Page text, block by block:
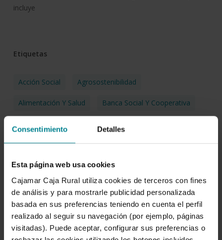
Consentimiento Detalles
Esta página web usa cookies
Cajamar Caja Rural utiliza cookies de terceros con fines
de análisis y para mostrarle publicidad personalizada
basada en sus preferencias teniendo en cuenta el perfil
realizado al seguir su navegación (por ejemplo, páginas
visitadas). Puede aceptar, configurar sus preferencias o
incluye
Etiquetas
Acción Social Agrosostenibilidad
Alimentación Y Salud Banca Social Y Cooperativa
Bonos Verdes
CDP Certificaciones Corrupción
Cultura Digital Códigos Y Políticas DDHH
Desarrollo Sostenible EACB Economía Social
Educación Financiera Eficiencia Energética